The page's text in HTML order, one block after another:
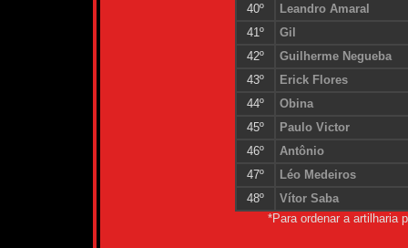
40º
Leandro Amaral
41º
Gil
42º
Guilherme Negueba
43º
Erick Flores
44º
Obina
45º
Paulo Victor
46º
Antônio
47º
Léo Medeiros
48º
Vítor Saba
*Para ordenar a artilharia